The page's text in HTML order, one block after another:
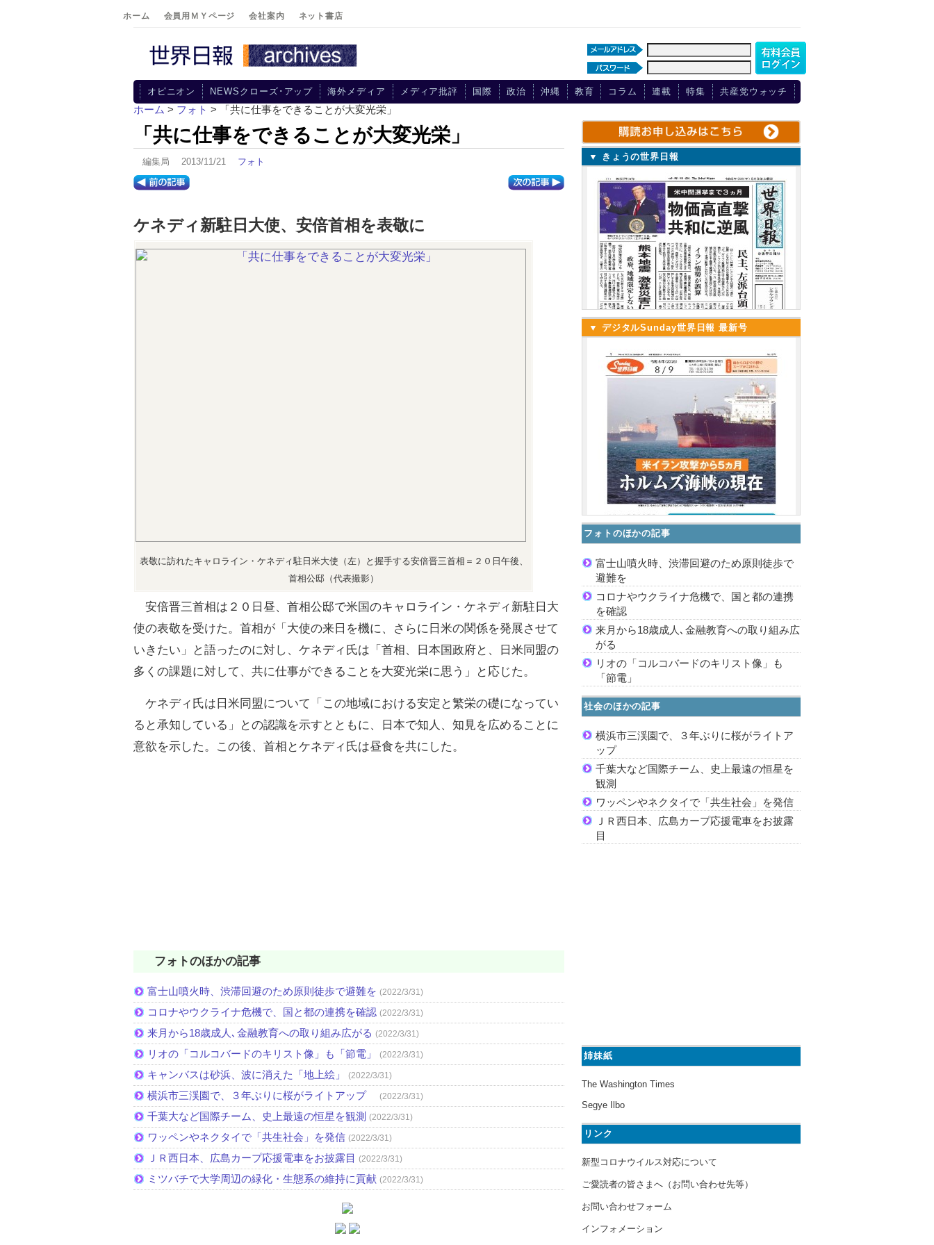
ホーム 会員用ＭＹページ 会社案内 ネット書店
オピニオン NEWSクローズ･アップ 海外メディア メディア批評 国際 政治 沖縄 教育 コラム 連載 特集 共産党ウォッチ
ホーム > フォト > 「共に仕事をできることが大変光栄」
「共に仕事をできることが大変光栄」
編集局 2013/11/21 フォト
ケネディ新駐日大使、安倍首相を表敬に
表敬に訪れたキャロライン・ケネディ駐日米大使（左）と握手する安倍晋三首相＝２０日午後、
首相公邸（代表撮影）
安倍晋三首相は２０日昼、首相公邸で米国のキャロライン・ケネディ新駐日大
使の表敬を受けた。首相が「大使の来日を機に、さらに日米の関係を発展させて
いきたい」と語ったのに対し、ケネディ氏は「首相、日本国政府と、日米同盟の
多くの課題に対して、共に仕事ができることを大変光栄に思う」と応じた。
ケネディ氏は日米同盟について「この地域における安定と繁栄の礎になってい
ると承知している」との認識を示すとともに、日本で知人、知見を広めることに
意欲を示した。この後、首相とケネディ氏は昼食を共にした。
フォトのほかの記事
富士山噴火時、渋滞回避のため原則徒歩で避難を (2022/3/31)
コロナやウクライナ危機で、国と都の連携を確認 (2022/3/31)
来月から18歳成人､金融教育への取り組み広がる (2022/3/31)
リオの「コルコバードのキリスト像」も「節電」 (2022/3/31)
キャンバスは砂浜、波に消えた「地上絵」 (2022/3/31)
横浜市三渓園で、３年ぶりに桜がライトアップ (2022/3/31)
千葉大など国際チーム、史上最遠の恒星を観測 (2022/3/31)
ワッペンやネクタイで「共生社会」を発信 (2022/3/31)
ＪＲ西日本、広島カープ応援電車をお披露目 (2022/3/31)
ミツバチで大学周辺の緑化・生態系の維持に貢献 (2022/3/31)
▼ きょうの世界日報
▼ デジタルSunday世界日報 最新号
フォトのほかの記事
富士山噴火時、渋滞回避のため原則徒歩で
避難を
コロナやウクライナ危機で、国と都の連携
を確認
来月から18歳成人､金融教育への取り組み広
がる
リオの「コルコバードのキリスト像」も
「節電」
社会のほかの記事
横浜市三渓園で、３年ぶりに桜がライトア
ップ
千葉大など国際チーム、史上最遠の恒星を
観測
ワッペンやネクタイで「共生社会」を発信
ＪＲ西日本、広島カープ応援電車をお披露
目
姉妹紙
The Washington Times
Segye Ilbo
リンク
新型コロナウイルス対応について
ご愛読者の皆さまへ（お問い合わせ先等）
お問い合わせフォーム
インフォメーション